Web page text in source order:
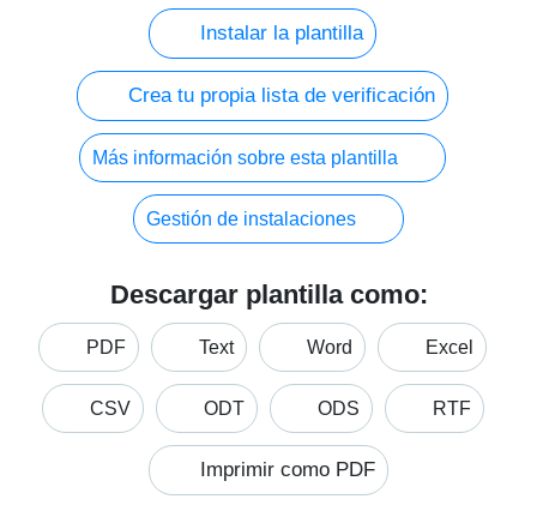
Instalar la plantilla
Crea tu propia lista de verificación
Más información sobre esta plantilla
Gestión de instalaciones
Descargar plantilla como:
PDF Text Word Excel
CSV ODT ODS RTF
Imprimir como PDF